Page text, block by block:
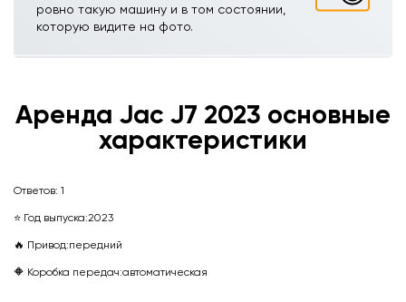
ровно такую машину и в том состоянии,
которую видите на фото.
Аренда Jac J7ㅤ 2023 основные
характеристики
Ответов: 1
⭐ Год выпуска:2023
🔥 Привод:передний
🔶 Коробка передач:автоматическая